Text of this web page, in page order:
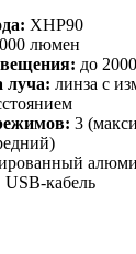
XHP90
люмен
до
луча: линза с
3
USB-кабель